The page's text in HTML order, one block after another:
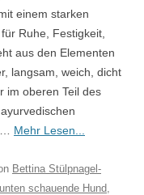
einem starken
Ruhe, Festigkeit,
aus den Elementen
langsam, weich, dicht
im oberen Teil des
Mehr Lesen...
Bettina Stülpnagel-
schauende Hund,